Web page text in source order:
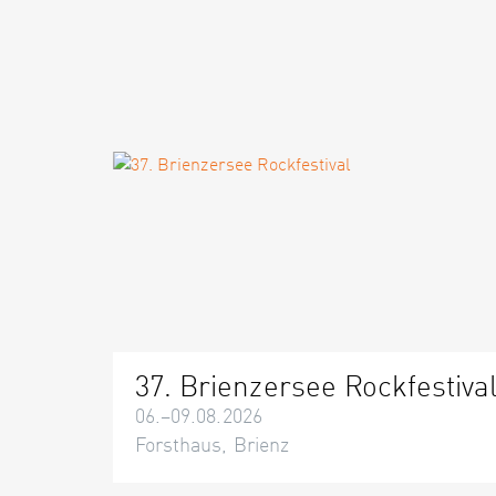
37. Brienzersee Rockfestival
06.–09.08.2026
Forsthaus, Brienz